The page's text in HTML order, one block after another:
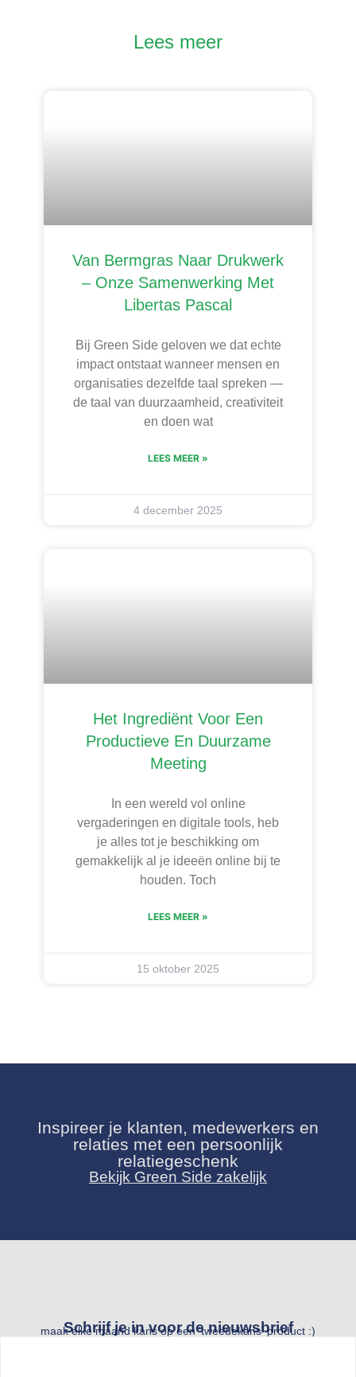
Lees meer
Van Bermgras Naar Drukwerk
– Onze Samenwerking Met
Libertas Pascal
Bij Green Side geloven we dat echte
impact ontstaat wanneer mensen en
organisaties dezelfde taal spreken —
de taal van duurzaamheid, creativiteit
en doen wat
LEES MEER »
4 december 2025
Het Ingrediënt Voor Een
Productieve En Duurzame
Meeting
In een wereld vol online
vergaderingen en digitale tools, heb
je alles tot je beschikking om
gemakkelijk al je ideeën online bij te
houden. Toch
LEES MEER »
15 oktober 2025
Inspireer je klanten, medewerkers en
relaties met een persoonlijk
relatiegeschenk
Bekijk Green Side zakelijk
Schrijf je in voor de nieuwsbrief
maak elke maand kans op een 'tweedekans' product :)